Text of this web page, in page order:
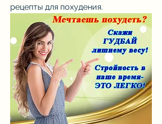
рецепты для похудения.